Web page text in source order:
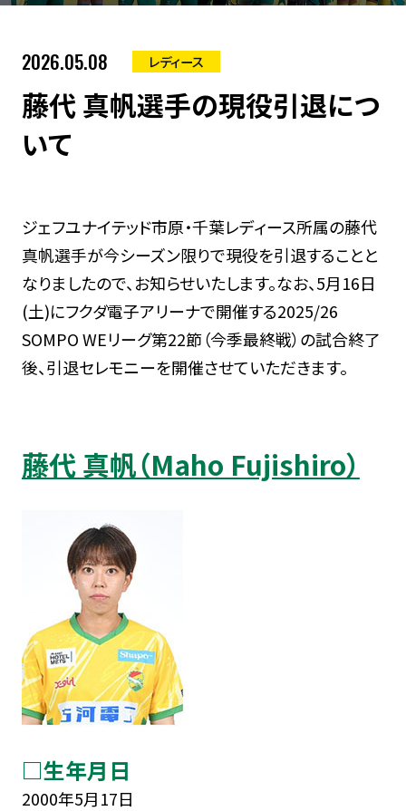
2026.05.08 レディース
藤代 真帆選手の現役引退につ
いて
ジェフユナイテッド市原・千葉レディース所属の藤代
真帆選手が今シーズン限りで現役を引退することと
なりましたので、お知らせいたします。なお、5月16日
(土)にフクダ電子アリーナで開催する2025/26
SOMPO WEリーグ第22節（今季最終戦）の試合終了
後、引退セレモニーを開催させていただきます。
藤代 真帆（Maho Fujishiro）
□生年月日
2000年5月17日